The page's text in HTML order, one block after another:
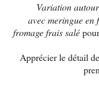
Variation
avec meringue en
fromage frais salé
Apprécier le détail